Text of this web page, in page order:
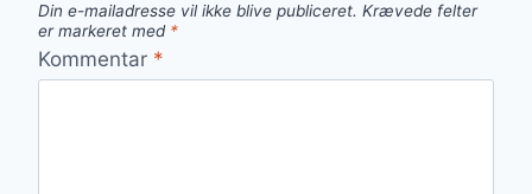
Din e-mailadresse vil ikke blive publiceret. Krævede felter
er markeret med *
Kommentar *